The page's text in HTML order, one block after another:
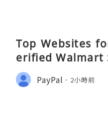
Top Websites
erified Walmart
PayPal 2小時前